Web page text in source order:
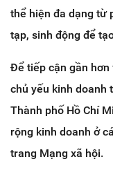
thể hiện đa dạng từ
tạp, sinh động để
Để tiếp cận gần
chủ yếu kinh doanh
Thành phố Hồ Chí
rộng kinh doanh ở
trang Mạng xã hội.